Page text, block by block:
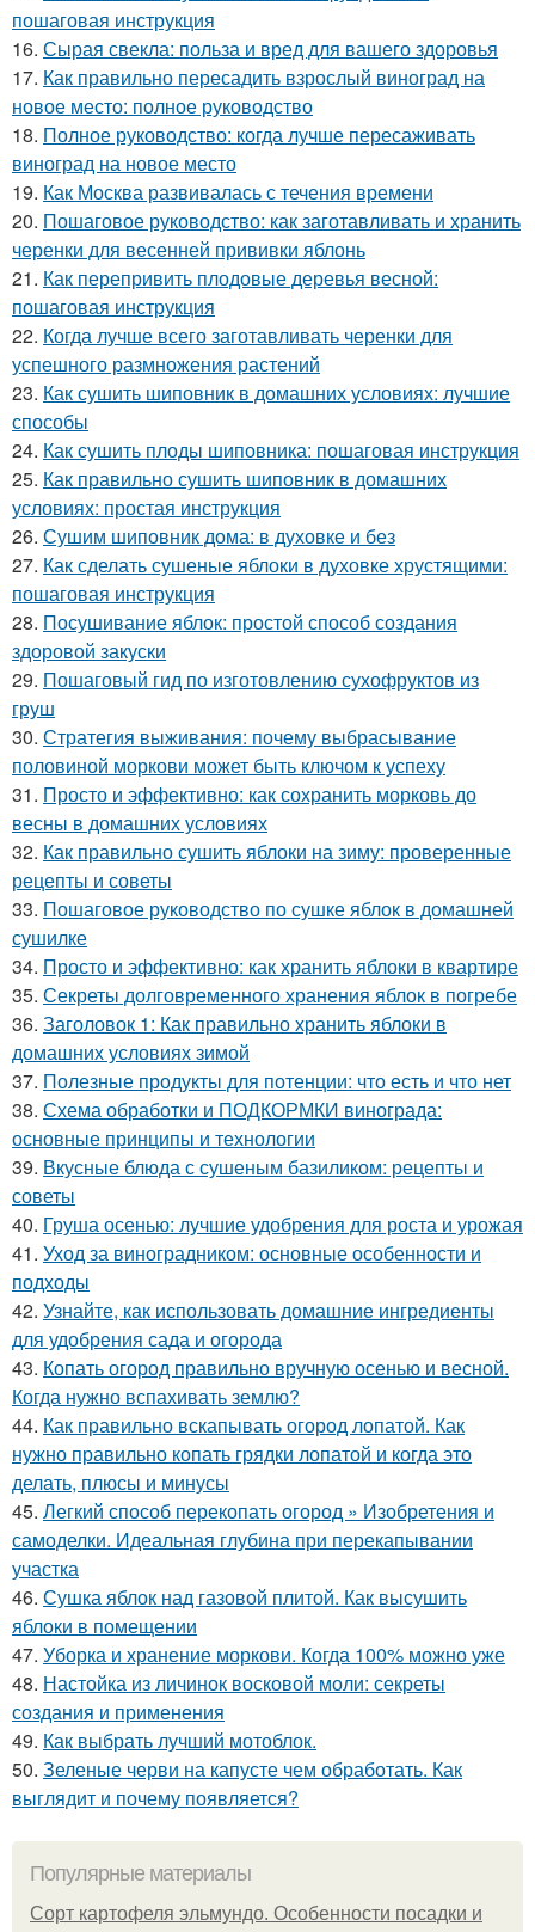
пошаговая инструкция
16. Сырая свекла: польза и вред для вашего здоровья
17. Как правильно пересадить взрослый виноград на
новое место: полное руководство
18. Полное руководство: когда лучше пересаживать
виноград на новое место
19. Как Москва развивалась с течения времени
20. Пошаговое руководство: как заготавливать и хранить
черенки для весенней прививки яблонь
21. Как перепривить плодовые деревья весной:
пошаговая инструкция
22. Когда лучше всего заготавливать черенки для
успешного размножения растений
23. Как сушить шиповник в домашних условиях: лучшие
способы
24. Как сушить плоды шиповника: пошаговая инструкция
25. Как правильно сушить шиповник в домашних
условиях: простая инструкция
26. Сушим шиповник дома: в духовке и без
27. Как сделать сушеные яблоки в духовке хрустящими:
пошаговая инструкция
28. Посушивание яблок: простой способ создания
здоровой закуски
29. Пошаговый гид по изготовлению сухофруктов из
груш
30. Стратегия выживания: почему выбрасывание
половиной моркови может быть ключом к успеху
31. Просто и эффективно: как сохранить морковь до
весны в домашних условиях
32. Как правильно сушить яблоки на зиму: проверенные
рецепты и советы
33. Пошаговое руководство по сушке яблок в домашней
сушилке
34. Просто и эффективно: как хранить яблоки в квартире
35. Секреты долговременного хранения яблок в погребе
36. Заголовок 1: Как правильно хранить яблоки в
домашних условиях зимой
37. Полезные продукты для потенции: что есть и что нет
38. Схема обработки и ПОДКОРМКИ винограда:
основные принципы и технологии
39. Вкусные блюда с сушеным базиликом: рецепты и
советы
40. Груша осенью: лучшие удобрения для роста и урожая
41. Уход за виноградником: основные особенности и
подходы
42. Узнайте, как использовать домашние ингредиенты
для удобрения сада и огорода
43. Копать огород правильно вручную осенью и весной.
Когда нужно вспахивать землю?
44. Как правильно вскапывать огород лопатой. Как
нужно правильно копать грядки лопатой и когда это
делать, плюсы и минусы
45. Легкий способ перекопать огород » Изобретения и
самоделки. Идеальная глубина при перекапывании
участка
46. Сушка яблок над газовой плитой. Как высушить
яблоки в помещении
47. Уборка и хранение моркови. Когда 100% можно уже
48. Настойка из личинок восковой моли: секреты
создания и применения
49. Как выбрать лучший мотоблок.
50. Зеленые черви на капусте чем обработать. Как
выглядит и почему появляется?
Популярные материалы
Сорт картофеля эльмундо. Особенности посадки и